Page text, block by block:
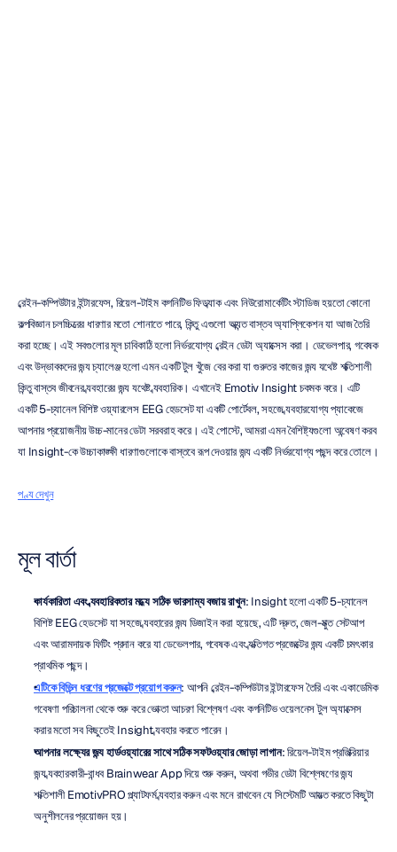
ব্রেইন-কম্পিউটার ইন্টারফেস, রিয়েল-টাইম কগনিটিভ ফিডব্যাক এবং নিউরোমার্কেটিং স্টাডিজ হয়তো কোনো
কল্পবিজ্ঞান চলচ্চিত্রের ধারণার মতো শোনাতে পারে, কিন্তু এগুলো অত্যন্ত বাস্তব অ্যাপ্লিকেশন যা আজ তৈরি
করা হচ্ছে। এই সবগুলোর মূল চাবিকাঠি হলো নির্ভরযোগ্য ব্রেইন ডেটা অ্যাক্সেস করা। ডেভেলপার, গবেষক
এবং উদ্ভাবকদের জন্য চ্যালেঞ্জ হলো এমন একটি টুল খুঁজে বের করা যা গুরুতর কাজের জন্য যথেষ্ট শক্তিশালী
কিন্তু বাস্তব জীবনের ব্যবহারের জন্য যথেষ্ট ব্যবহারিক। এখানেই Emotiv Insight চকমক করে। এটি
একটি 5-চ্যানেল বিশিষ্ট ওয়্যারলেস EEG হেডসেট যা একটি পোর্টেবল, সহজে ব্যবহারযোগ্য প্যাকেজে
আপনার প্রয়োজনীয় উচ্চ-মানের ডেটা সরবরাহ করে। এই পোস্টে, আমরা এমন বৈশিষ্ট্যগুলো অন্বেষণ করব
যা Insight-কে উচ্চাকাঙ্ক্ষী ধারণাগুলোকে বাস্তবে রূপ দেওয়ার জন্য একটি নির্ভরযোগ্য পছন্দ করে তোলে।
পণ্য দেখুন
মূল বার্তা
কার্যকারিতা এবং ব্যবহারিকতার মধ্যে সঠিক ভারসাম্য বজায় রাখুন: Insight হলো একটি 5-চ্যানেল
বিশিষ্ট EEG হেডসেট যা সহজে ব্যবহারের জন্য ডিজাইন করা হয়েছে, এটি দ্রুত, জেল-মুক্ত সেটআপ
এবং আরামদায়ক ফিটিং প্রদান করে যা ডেভেলপার, গবেষক এবং ব্যক্তিগত প্রজেক্টের জন্য একটি চমৎকার
প্রাথমিক পছন্দ।
এটিকে বিভিন্ন ধরণের প্রজেক্টে প্রয়োগ করুন: আপনি ব্রেইন-কম্পিউটার ইন্টারফেস তৈরি এবং একাডেমিক
গবেষণা পরিচালনা থেকে শুরু করে ভোক্তা আচরণ বিশ্লেষণ এবং কগনিটিভ ওয়েলনেস টুল অ্যাক্সেস
করার মতো সব কিছুতেই Insight ব্যবহার করতে পারেন।
আপনার লক্ষ্যের জন্য হার্ডওয়্যারের সাথে সঠিক সফটওয়্যার জোড়া লাগান: রিয়েল-টাইম প্রতিক্রিয়ার
জন্য ব্যবহারকারী-বান্ধব Brainwear App দিয়ে শুরু করুন, অথবা গভীর ডেটা বিশ্লেষণের জন্য
শক্তিশালী EmotivPRO প্ল্যাটফর্ম ব্যবহার করুন এবং মনে রাখবেন যে সিস্টেমটি আয়ত্ত করতে কিছুটা
অনুশীলনের প্রয়োজন হয়।